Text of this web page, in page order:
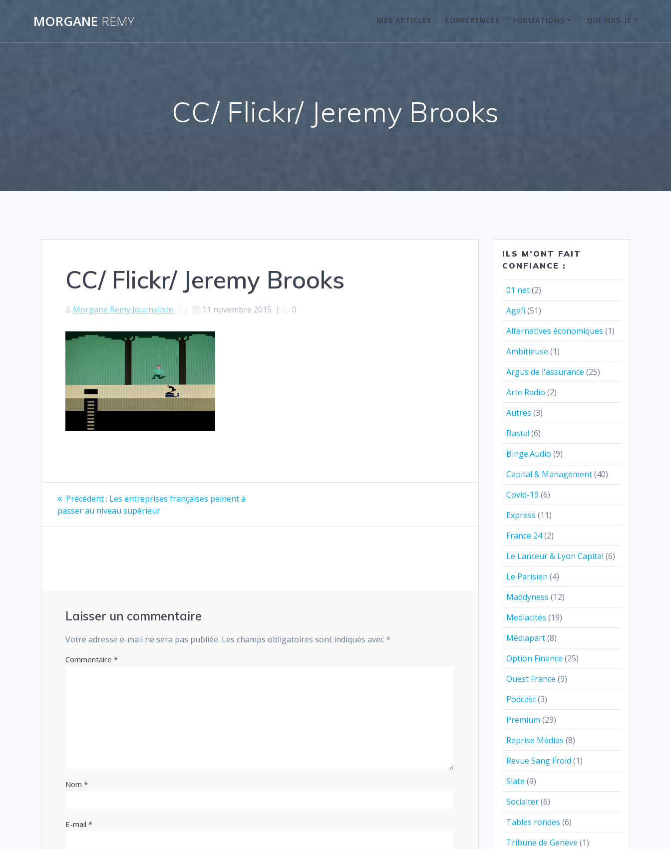
MORGANE REMY MES ARTICLES CONFÉRENCES FORMATIONS QUI SUIS-JE ?
CC/ Flickr/ Jeremy Brooks
CC/ Flickr/ Jeremy Brooks
Morgane Remy Journaliste 11 novembre 2015 | 0
Navigation
de
Précédent : Article
précédent
Les entreprises françaises peinent à
passer au niveau supérieur
Laisser un commentaire
Votre adresse e-mail ne sera pas publiée. Les champs obligatoires sont indiqués avec*
Commentaire*
Nom*
E-mail*
ILS M’ONT FAIT
CONFIANCE :
01 net(2)
Agefi (51)
Alternatives économiques (1)
Ambitieuse (1)
Argus de l'assurance (25)
Arte Radio (2)
Autres (3)
Basta! (6)
Binge.Audio (9)
Capital & Management(40)
Covid-19 (6)
Express (11)
France 24(2)
Le Lanceur & Lyon Capital (6)
Le Parisien (4)
Maddyness (12)
Mediacités (19)
Médiapart(8)
Option Finance (25)
Ouest France (9)
Podcast(3)
Premium (29)
Reprise Médias (8)
Revue Sang Froid (1)
Slate (9)
Socialter(6)
Tables rondes (6)
Tribune de Genève (1)